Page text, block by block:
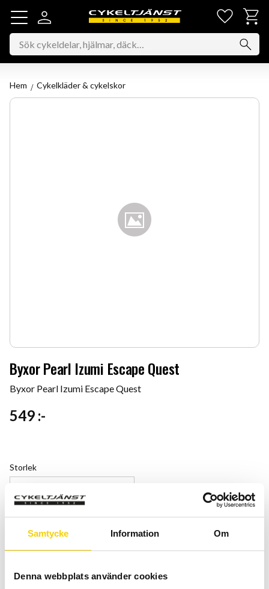
Samtycke Information Om
Denna webbplats använder cookies
Meny
Hem Cykelkläder & cykelskor
Byxor Pearl Izumi Escape Quest
Byxor Pearl Izumi Escape Quest
549 :-
Storlek
Antal
+
-
KÖP